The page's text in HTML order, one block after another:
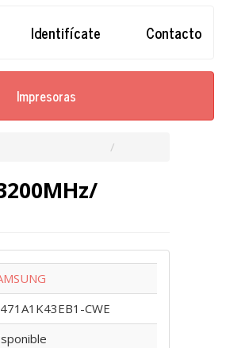
Identifícate Contacto
Impresoras
CWE